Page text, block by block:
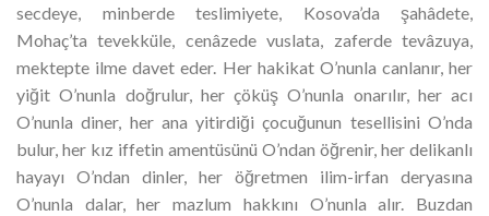
secdeye, minberde teslimiyete, Kosova’da şahâdete,
Mohaç’ta tevekküle, cenâzede vuslata, zaferde tevâzuya,
mektepte ilme davet eder. Her hakikat O’nunla canlanır, her
yiğit O’nunla doğrulur, her çöküş O’nunla onarılır, her acı
O’nunla diner, her ana yitirdiği çocuğunun tesellisini O’nda
bulur, her kız iffetin amentüsünü O’ndan öğrenir, her delikanlı
hayayı O’ndan dinler, her öğretmen ilim-irfan deryasına
O’nunla dalar, her mazlum hakkını O’nunla alır. Buzdan